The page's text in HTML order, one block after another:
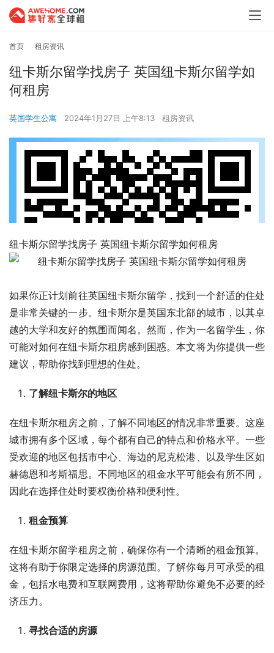
首页 租房资讯
纽卡斯尔留学找房子 英国纽卡斯尔留学如
何租房
英国学生公寓 2024年1月27日 上午8:13 租房资讯
纽卡斯尔留学找房子 英国纽卡斯尔留学如何租房
如果你正计划前往英国纽卡斯尔留学，找到一个舒适的住处
是非常关键的一步。纽卡斯尔是英国东北部的城市，以其卓
越的大学和友好的氛围而闻名。然而，作为一名留学生，你
可能对如何在纽卡斯尔租房感到困惑。本文将为你提供一些
建议，帮助你找到理想的住处。
了解纽卡斯尔的地区
在纽卡斯尔租房之前，了解不同地区的情况非常重要。这座
城市拥有多个区域，每个都有自己的特点和价格水平。一些
受欢迎的地区包括市中心、海边的尼克松港、以及学生区如
赫德恩和考斯福思。不同地区的租金水平可能会有所不同，
因此在选择住处时要权衡价格和便利性。
租金预算
在纽卡斯尔留学租房之前，确保你有一个清晰的租金预算。
这将有助于你限定选择的房源范围。了解你每月可承受的租
金，包括水电费和互联网费用，这将帮助你避免不必要的经
济压力。
寻找合适的房源